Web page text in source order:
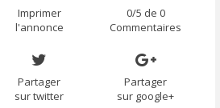
Imprimer
l'annonce
0/5 de 0
Commentaires
Partager
sur twitter
Partager
sur google+